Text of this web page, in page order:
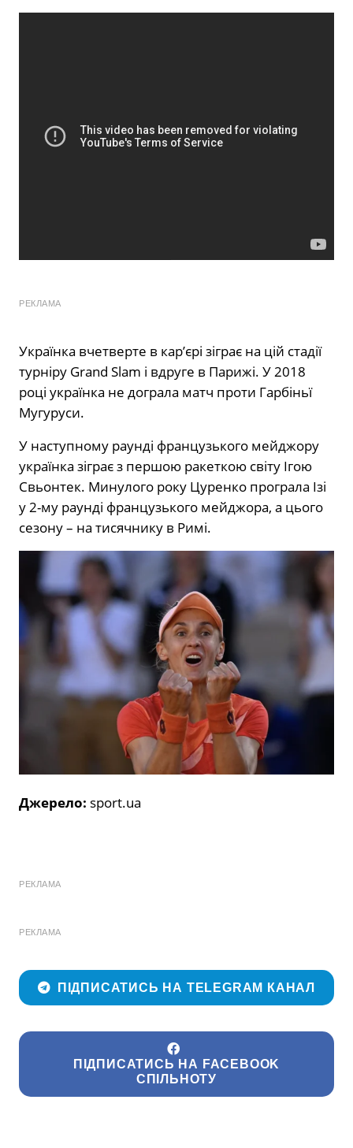
РЕКЛАМА
Українка вчетверте в кар’єрі зіграє на цій стадії
турніру Grand Slam і вдруге в Парижі. У 2018
році українка не дограла матч проти Гарбіньї
Мугуруси.
У наступному раунді французького мейджору
українка зіграє з першою ракеткою світу Ігою
Свьонтек. Минулого року Цуренко програла Ізі
у 2-му раунді французького мейджора, а цього
сезону – на тисячнику в Римі.
Джерело: sport.ua
РЕКЛАМА
РЕКЛАМА
ПІДПИСАТИСЬ НА TELEGRAM КАНАЛ
ПІДПИСАТИСЬ НА FACEBOOK
СПІЛЬНОТУ